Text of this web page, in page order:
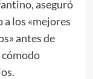
aseguró
los «mejores
antes de
cómodo